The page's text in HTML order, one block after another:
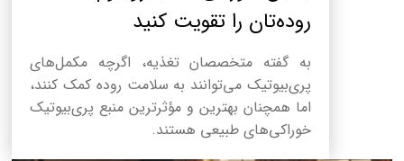
روده‌تان را تقویت کنید
به گفته متخصصان تغذیه، اگرچه مکمل‌های
پری‌بیوتیک می‌توانند به سلامت روده کمک کنند،
اما همچنان بهترین و مؤثرترین منبع پری‌بیوتیک
خوراکی‌های طبیعی هستند.